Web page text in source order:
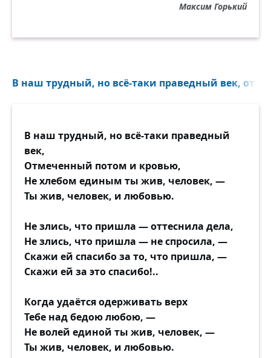
Максим Горький
В наш трудный, но всё-таки праведный век,
В наш трудный, но всё-таки праведный
век,
Отмеченный потом и кровью,
Не хлебом единым ты жив, человек, —
Ты жив, человек, и любовью.
Не злись, что пришла — оттеснила дела,
Не злись, что пришла — не спросила, —
Скажи ей спасибо за то, что пришла, —
Скажи ей за это спасибо!..
Когда удаётся одерживать верх
Тебе над бедою любою, —
Не волей единой ты жив, человек, —
Ты жив, человек, и любовью.